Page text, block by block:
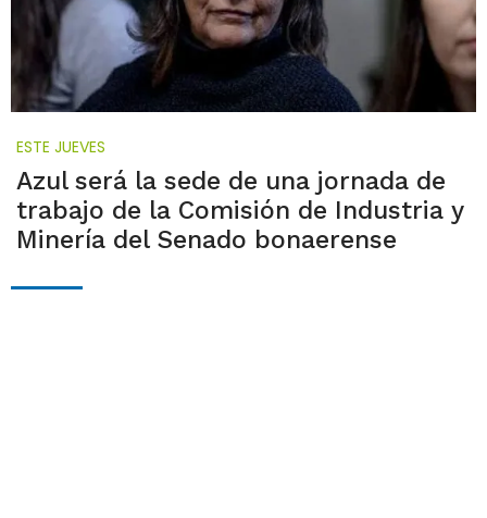
ESTE JUEVES
Azul será la sede de una jornada de
trabajo de la Comisión de Industria y
Minería del Senado bonaerense